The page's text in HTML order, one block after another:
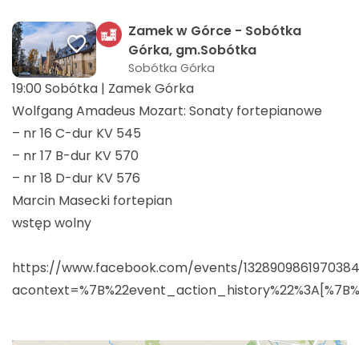
Zamek w Górce - Sobótka
Górka, gm.Sobótka
Sobótka Górka
19:00 Sobótka | Zamek Górka
Wolfgang Amadeus Mozart: Sonaty fortepianowe
– nr 16 C-dur KV 545
– nr 17 B-dur KV 570
– nr 18 D-dur KV 576
Marcin Masecki fortepian
wstęp wolny
https://www.facebook.com/events/